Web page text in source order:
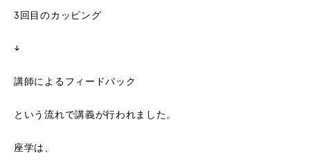
3回目のカッピング
↓
講師によるフィードバック
という流れで講義が行われました。
座学は、